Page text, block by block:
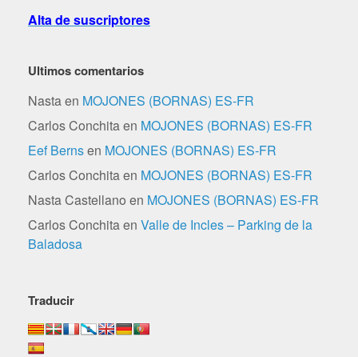
Alta de suscriptores
Ultimos comentarios
Nastaen MOJONES (BORNAS) ES-FR
Carlos Conchitaen MOJONES (BORNAS) ES-FR
Eef Bernsen MOJONES (BORNAS) ES-FR
Carlos Conchitaen MOJONES (BORNAS) ES-FR
Nasta Castellano en MOJONES (BORNAS) ES-FR
Carlos Conchitaen Valle de Incles – Parking de la
Baladosa
Traducir